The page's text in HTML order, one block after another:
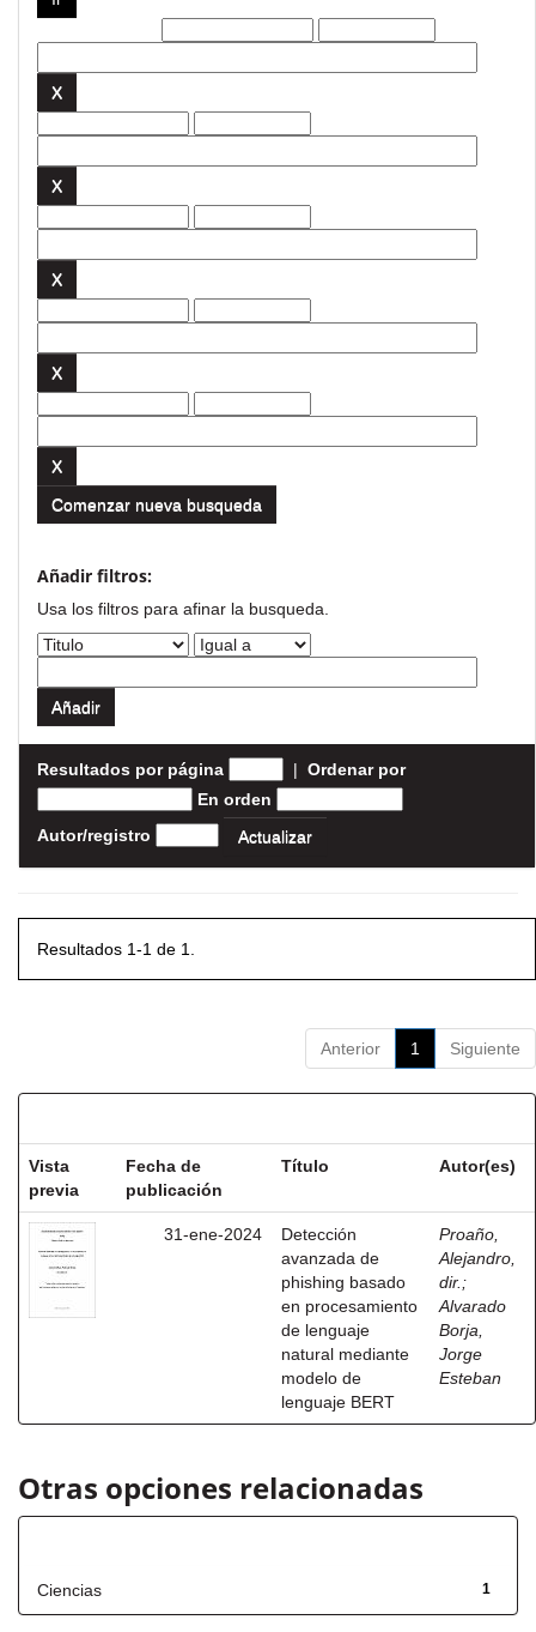
Comenzar nueva busqueda
Añadir filtros:
Usa los filtros para afinar la busqueda.
Resultados por página | Ordenar por
En orden
Autor/registro
Resultados 1-1 de 1.
Anterior 1 Siguiente
Vista
previa
Fecha de
publicación
Título Autor(es)
31-ene-2024
Detección
avanzada de
phishing basado
en procesamiento
de lenguaje
natural mediante
modelo de
lenguaje BERT
Proaño,
Alejandro,
dir. ;
Alvarado
Borja,
Jorge
Esteban
Otras opciones relacionadas
1
Ciencias